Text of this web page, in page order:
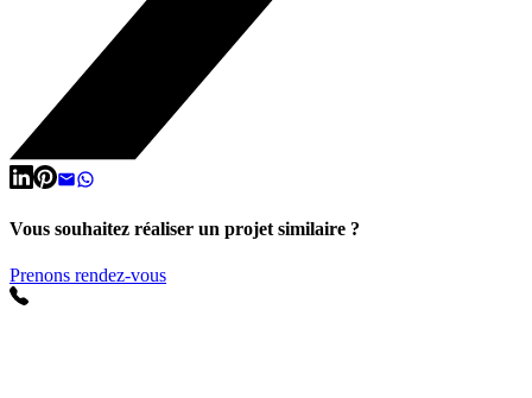
Vous souhaitez réaliser un projet similaire ?
Prenons rendez-vous